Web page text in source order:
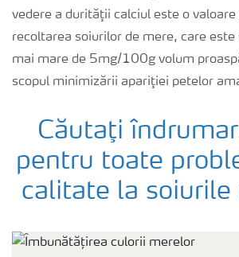
vedere a durităţii calciul este o valoare
recoltarea soiurilor de mere, care
mai mare de 5mg/100g volum
scopul minimizării apariţiei petelor
Căutaţi
pentru toate
calitate la soiurile